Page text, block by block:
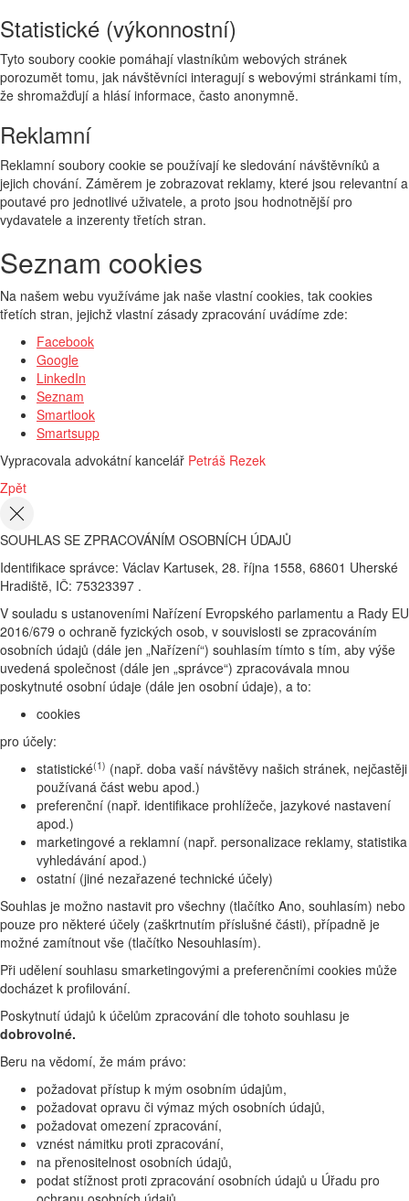
Statistické (výkonnostní)
Tyto soubory cookie pomáhají vlastníkům webových stránek
porozumět tomu, jak návštěvníci interagují s webovými stránkami tím,
že shromažďují a hlásí informace, často anonymně.
Reklamní
Reklamní soubory cookie se používají ke sledování návštěvníků a
jejich chování. Záměrem je zobrazovat reklamy, které jsou relevantní a
poutavé pro jednotlivé uživatele, a proto jsou hodnotnější pro
vydavatele a inzerenty třetích stran.
Seznam cookies
Na našem webu využíváme jak naše vlastní cookies, tak cookies
třetích stran, jejichž vlastní zásady zpracování uvádíme zde:
Facebook
Google
LinkedIn
Seznam
Smartlook
Smartsupp
Vypracovala advokátní kancelář Petráš Rezek
Zpět
SOUHLAS SE ZPRACOVÁNÍM OSOBNÍCH ÚDAJŮ
Identifikace správce: Václav Kartusek, 28. října 1558, 68601 Uherské
Hradiště, IČ: 75323397 .
V souladu s ustanoveními Nařízení Evropského parlamentu a Rady EU
2016/679 o ochraně fyzických osob, v souvislosti se zpracováním
osobních údajů (dále jen „Nařízení“) souhlasím tímto s tím, aby výše
uvedená společnost (dále jen „správce“) zpracovávala mnou
poskytnuté osobní údaje (dále jen osobní údaje), a to:
cookies
pro účely:
statistické(1) (např. doba vaší návštěvy našich stránek, nejčastěji
používaná část webu apod.)
preferenční (např. identifikace prohlížeče, jazykové nastavení
apod.)
marketingové a reklamní (např. personalizace reklamy, statistika
vyhledávání apod.)
ostatní (jiné nezařazené technické účely)
Souhlas je možno nastavit pro všechny (tlačítko Ano, souhlasím) nebo
pouze pro některé účely (zaškrtnutím příslušné části), případně je
možné zamítnout vše (tlačítko Nesouhlasím).
Při udělení souhlasu smarketingovými a preferenčními cookies může
docházet k profilování.
Poskytnutí údajů k účelům zpracování dle tohoto souhlasu je
dobrovolné.
Beru na vědomí, že mám právo:
požadovat přístup k mým osobním údajům,
požadovat opravu či výmaz mých osobních údajů,
požadovat omezení zpracování,
vznést námitku proti zpracování,
na přenositelnost osobních údajů,
podat stížnost proti zpracování osobních údajů u Úřadu pro